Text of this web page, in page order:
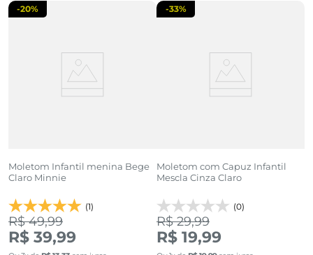
Moletom Infantil menina Bege
Claro Minnie
(1)
-20%
R$ 49,99
R$ 39,99
Moletom com Capuz Infantil
Mescla Cinza Claro
(0)
-33%
R$ 29,99
R$ 19,99